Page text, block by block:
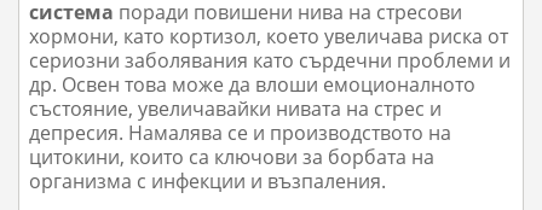
система поради повишени нива на стресови
хормони, като кортизол, което увеличава риска от
сериозни заболявания като сърдечни проблеми и
др. Освен това може да влоши емоционалното
състояние, увеличавайки нивата на стрес и
депресия. Намалява се и производството на
цитокини, които са ключови за борбата на
организма с инфекции и възпаления.